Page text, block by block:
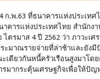
ก.พ.63 ที่ธนาคารแห่งประเท
าคารแห่งประเทศไทย สำนักง
ไตรมาส 4 ปี 2562 ว่า ภาวะเ
ะมาณรายจ่ายที่ล่าช้าและยัง
เดียวกันหนี้ครัวเรือนสูงมาโด
มากระตุ้นเศรษฐกิจเพื่อให้ปัญ